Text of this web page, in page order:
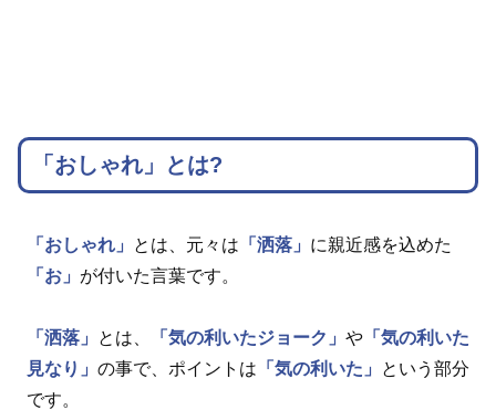
「おしゃれ」とは?
「おしゃれ」 とは、元々は 「洒落」 に親近感を込めた
「お」 が付いた言葉です。
「洒落」 とは、 「気の利いたジョーク」 や 「気の利いた
見なり」 の事で、ポイントは 「気の利いた」
という部分
です。